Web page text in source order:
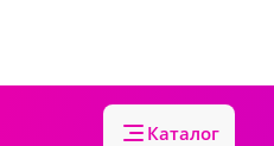
Каталог